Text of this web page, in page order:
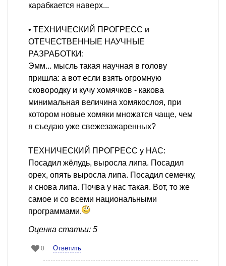
карабкается наверх...
• ТЕХНИЧЕСКИЙ ПРОГРЕСС и
ОТЕЧЕСТВЕННЫЕ НАУЧНЫЕ
РАЗРАБОТКИ:
Эмм... мысль такая научная в голову
пришла: а вот если взять огромную
сковородку и кучу хомячков - какова
минимальная величина хомякослоя, при
котором новые хомяки множатся чаще, чем
я съедаю уже свежезажаренных?
ТЕХНИЧЕСКИЙ ПРОГРЕСС у НАС:
Посадил жёлудь, выросла липа. Посадил
орех, опять выросла липа. Посадил семечку,
и снова липа. Почва у нас такая. Вот, то же
самое и со всеми национальными
программами.
Оценка статьи: 5
0 Ответить